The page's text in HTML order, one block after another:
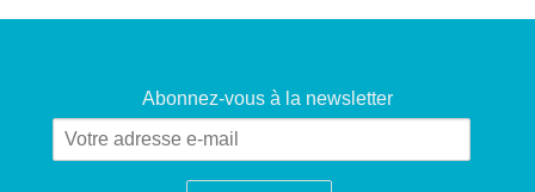
Abonnez-vous à la newsletter